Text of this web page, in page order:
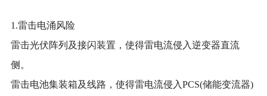
1.雷击电涌风险
雷击光伏阵列及接闪装置，使得雷电流侵入逆变器直流
侧。
雷击电池集装箱及线路，使得雷电流侵入PCS(储能变流器)